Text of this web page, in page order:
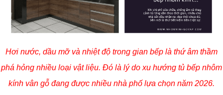
Hơi nước, dầu mỡ và nhiệt độ trong gian bếp là thứ âm thầm
phá hỏng nhiều loại vật liệu. Đó là lý do xu hướng tủ bếp nhôm
kính vân gỗ đang được nhiều nhà phố lựa chọn năm 2026.